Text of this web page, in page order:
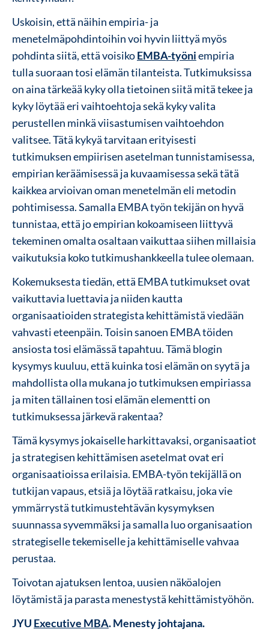
Uskoisin, että näihin empiria- ja
menetelmäpohdintoihin voi hyvin liittyä myös
pohdinta siitä, että voisikoEMBA-työniempiria
tulla suoraan tosi elämän tilanteista. Tutkimuksissa
on aina tärkeää kyky olla tietoinen siitä mitä tekee ja
kyky löytää eri vaihtoehtoja sekä kyky valita
perustellen minkä viisastumisen vaihtoehdon
valitsee. Tätä kykyä tarvitaan erityisesti
tutkimuksen empiirisen asetelman tunnistamisessa,
empirian keräämisessä ja kuvaamisessa sekä tätä
kaikkea arvioivan oman menetelmän eli metodin
pohtimisessa. Samalla EMBA työn tekijän on hyvä
tunnistaa, että jo empirian kokoamiseen liittyvä
tekeminen omalta osaltaan vaikuttaa siihen millaisia
vaikutuksia koko tutkimushankkeella tulee olemaan.
Kokemuksesta tiedän, että EMBA tutkimukset ovat
vaikuttavia luettavia ja niiden kautta
organisaatioiden strategista kehittämistä viedään
vahvasti eteenpäin. Toisin sanoen EMBA töiden
ansiosta tosi elämässä tapahtuu. Tämä blogin
kysymys kuuluu, että kuinka tosi elämän on syytä ja
mahdollista olla mukana jo tutkimuksen empiriassa
ja miten tällainen tosi elämän elementti on
tutkimuksessa järkevä rakentaa?
Tämä kysymys jokaiselle harkittavaksi, organisaatiot
ja strategisen kehittämisen asetelmat ovat eri
organisaatioissa erilaisia. EMBA-työn tekijällä on
tutkijan vapaus, etsiä ja löytää ratkaisu, joka vie
ymmärrystä tutkimustehtävän kysymyksen
suunnassa syvemmäksi ja samalla luo organisaation
strategiselle tekemiselle ja kehittämiselle vahvaa
perustaa.
Toivotan ajatuksen lentoa, uusien näköalojen
löytämistä ja parasta menestystä kehittämistyöhön.
JYU Executive MBA. Menesty johtajana.